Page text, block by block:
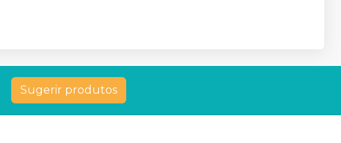
Sugerir produtos